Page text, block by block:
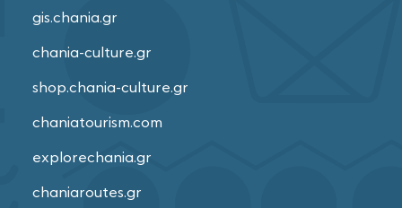
gis.chania.gr
chania-culture.gr
shop.chania-culture.gr
chaniatourism.com
explorechania.gr
chaniaroutes.gr